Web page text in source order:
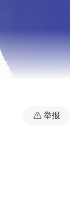
举报